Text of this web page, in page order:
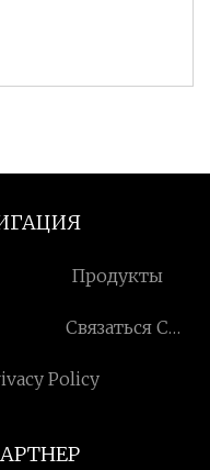
Продукты
Связаться С
Policy